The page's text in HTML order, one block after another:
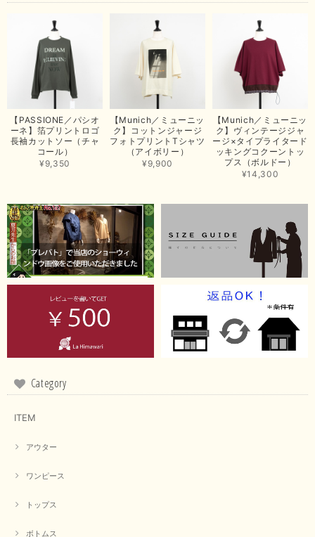
昨日、商品が無事に届きました！この度はありさんのおかげでご縁を繋いで
いただきまして、ありがとうございます😊 心のこもったお手紙まで添えて
いただきまして、ありがとうございます😊 商品もとても可愛くて、着心地
も良さそうでとても嬉しいです！この夏 大活躍しそうです💕 これからも
よろしくお願いいたします！
この度は商品のお買い上げありがとうございました。 無事に
お手元に届き、気に入っていただけて安心いたしました！
arichanと同様に、商品の良さを共感していただけて大変嬉し
いです。 きれい見えして、イージーケアで暑くても快適な素
材感。 楽しい夏を過ごしてくださいませ。 ありがとうござい
まいした。 またのご縁を楽しみにお待ちしております。
2026/06/26
思っていた通りの商品でした。発送も早く、梱包も丁寧。又、お世話になり
たいと思いました。色々とありがとうございました。
この度は当店でのお買い上げ誠にありがとうございました。
商品もお気に召していただき嬉しい限りでございます。 ブラ
ウンは好みが分かれますが、お買い上げいただくならたくさん
出ている今年がおすすめですね。 ありがとうございました。
またのご来店お待ちしております。
緑がかったイエローになるため、黄緑に近いです。 画像では
境や見る人の判断の違いで誤差がでてしまうと思います。 ご
【PASSIONE／パシオ
ーネ】箔プリントロゴ
長袖カットソー（チャ
コール）
¥9,350
【Munich／ミューニッ
ク】コットンジャージ
フォトプリントTシャツ
（アイボリー）
¥9,900
【Munich／ミューニッ
ク】ヴィンテージジャ
ージ×タイプライタード
ッキングコクーントッ
プス（ボルドー）
¥14,300
Category
ITEM
アウター
ワンピース
トップス
ボトムス